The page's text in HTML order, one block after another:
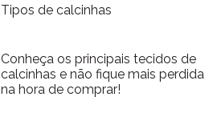
Tipos de calcinhas
Conheça os principais tecidos de
calcinhas e não fique mais perdida
na hora de comprar!